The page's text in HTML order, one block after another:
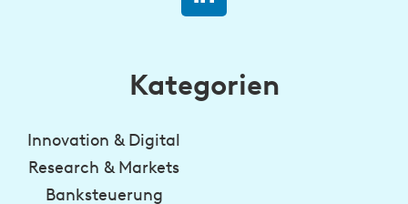
Kategorien
Innovation & Digital
Research & Markets
Banksteuerung